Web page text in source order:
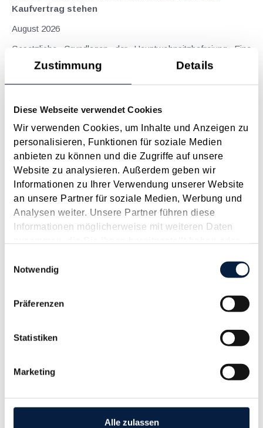
Zustimmung Details
Diese Webseite verwendet Cookies
Wir verwenden Cookies, um Inhalte und Anzeigen zu
personalisieren, Funktionen für soziale Medien
anbieten zu können und die Zugriffe auf unsere
Website zu analysieren. Außerdem geben wir
Informationen zu Ihrer Verwendung unserer Website
an unsere Partner für soziale Medien, Werbung und
Analysen weiter. Unsere Partner führen diese
Informationen möglicherweise mit weiteren Daten
gesammelt haben.
Notwendig
Präferenzen
Statistiken
Marketing
Alle zulassen
Kaufvertrag stehen
August 2026
Gesetzliche Grundlagen der Hauptwohnsitzbefreiung Eine
Ausnahme von der bei privaten Grundstücksveräußerungen
Hauptwohnsitzbefreiung erfüllt sind....
Langtext
empfehlen drucken
Tagesgelder auch bei eintägiger Reise ohne
Nächtigung
August 2026
Problemstellung und rechtlicher Hintergrund Tagesgelder
sollen Verpflegungsmehraufwendungen ausgleichen, welche
typischerweise stellt sich das Problem in der...
August 2026
Bundesfinanzgericht (GZ RV/7103366/2025 vom 10.02.2026)
Elternteil nach einer Scheidung die Familienbeihilfe zusteht,